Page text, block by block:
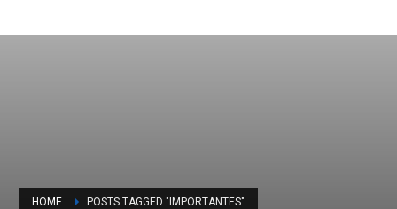
HOME POSTS TAGGED "IMPORTANTES"